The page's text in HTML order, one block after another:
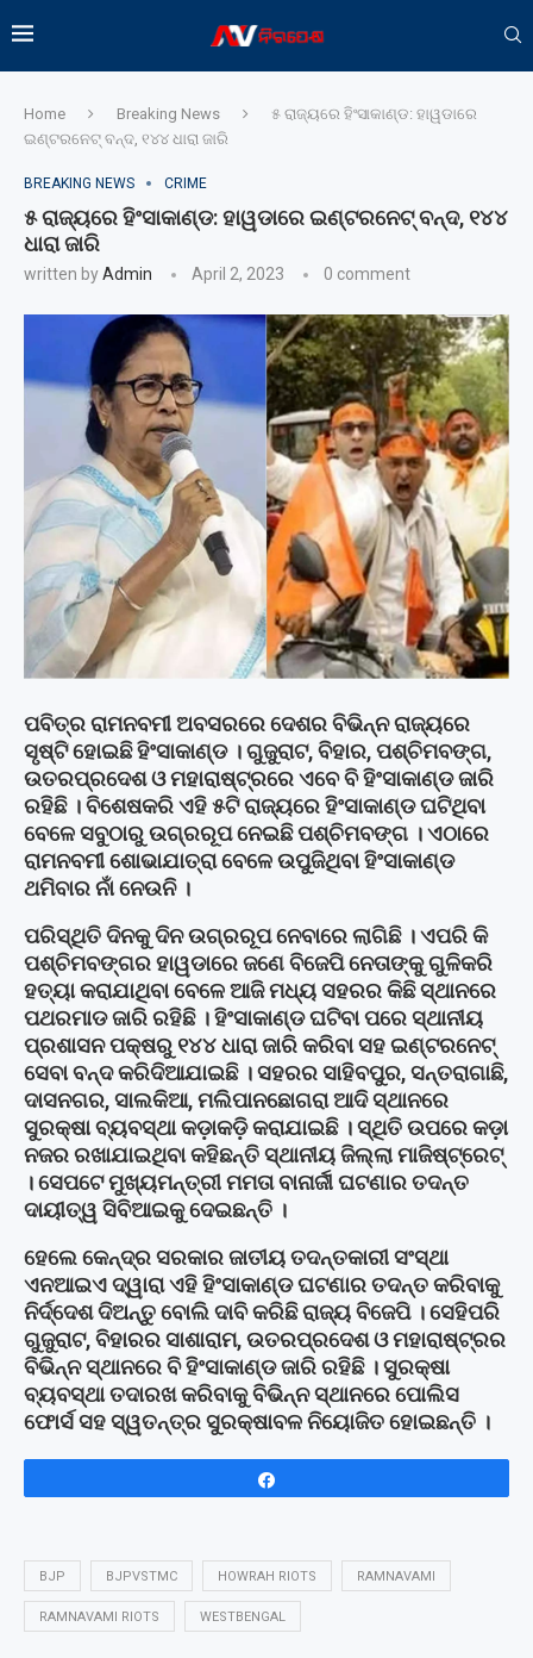
Home Breaking News
୫ ରାଜ୍ୟରେ ହିଂସାକାଣ୍ଡ: ହାୱଡାରେ
ଇଣ୍ଟରନେଟ୍ ବନ୍ଦ, ୧୪୪ ଧାରା ଜାରି
BREAKING NEWS CRIME
୫ ରାଜ୍ୟରେ ହିଂସାକାଣ୍ଡ: ହାୱଡାରେ ଇଣ୍ଟରନେଟ୍ ବନ୍ଦ, ୧୪୪
ଧାରା ଜାରି
written byAdmin April 2, 2023 0 comment
ପବିତ୍ର ରାମନବମୀ ଅବସରରେ ଦେଶର ବିଭିନ୍ନ ରାଜ୍ୟରେ
ସୃଷ୍ଟି ହୋଇଛି ହିଂସାକାଣ୍ଡ । ଗୁଜୁରାଟ, ବିହାର, ପଶ୍ଚିମବଙ୍ଗ,
ଉତରପ୍ରଦେଶ ଓ ମହାରାଷ୍ଟ୍ରରେ ଏବେ ବି ହିଂସାକାଣ୍ଡ ଜାରି
ରହିଛି । ବିଶେଷକରି ଏହି ୫ଟି ରାଜ୍ୟରେ ହିଂସାକାଣ୍ଡ ଘଟିଥିବା
ବେଳେ ସବୁଠାରୁ ଉଗ୍ରରୂପ ନେଇଛି ପଶ୍ଚିମବଙ୍ଗ । ଏଠାରେ
ରାମନବମୀ ଶୋଭାଯାତ୍ରା ବେଳେ ଉପୁଜିଥିବା ହିଂସାକାଣ୍ଡ
ଥମିବାର ନାଁ ନେଉନି ।
ପରିସ୍ଥିତି ଦିନକୁ ଦିନ ଉଗ୍ରରୂପ ନେବାରେ ଲାଗିଛି । ଏପରି କି
ପଶ୍ଚିମବଙ୍ଗର ହାୱଡାରେ ଜଣେ ବିଜେପି ନେତାଙ୍କୁ ଗୁଳିକରି
ହତ୍ୟା କରାଯାଥିବା ବେଳେ ଆଜି ମଧ୍ୟ ସହରର କିଛି ସ୍ଥାନରେ
ପଥରମାଡ ଜାରି ରହିଛି । ହିଂସାକାଣ୍ଡ ଘଟିବା ପରେ ସ୍ଥାନୀୟ
ପ୍ରଶାସନ ପକ୍ଷରୁ ୧୪୪ ଧାରା ଜାରି କରିବା ସହ ଇଣ୍ଟରନେଟ୍
ସେବା ବନ୍ଦ କରିଦିଆଯାଇଛି । ସହରର ସାହିବପୁର, ସନ୍ତରାଗାଛି,
ଦାସନଗର, ସାଲକିଆ, ମଲିପାନଛୋଗରା ଆଦି ସ୍ଥାନରେ
ସୁରକ୍ଷା ବ୍ୟବସ୍ଥା କଡ଼ାକଡ଼ି କରାଯାଇଛି । ସ୍ଥିତି ଉପରେ କଡ଼ା
ନଜର ରଖାଯାଇଥିବା କହିଛନ୍ତି ସ୍ଥାନୀୟ ଜିଲ୍ଲା ମାଜିଷ୍ଟ୍ରେଟ୍
। ସେପଟେ ମୁଖ୍ୟମନ୍ତ୍ରୀ ମମତା ବାନାର୍ଜୀ ଘଟଣାର ତଦନ୍ତ
ଦାୟୀତ୍ୱ ସିବିଆଇକୁ ଦେଇଛନ୍ତି ।
ହେଲେ କେନ୍ଦ୍ର ସରକାର ଜାତୀୟ ତଦନ୍ତକାରୀ ସଂସ୍ଥା
ଏନଆଇଏ ଦ୍ୱାରା ଏହି ହିଂସାକାଣ୍ଡ ଘଟଣାର ତଦନ୍ତ କରିବାକୁ
ନିର୍ଦ୍ଦେଶ ଦିଅନ୍ତୁ ବୋଲି ଦାବି କରିଛି ରାଜ୍ୟ ବିଜେପି । ସେହିପରି
ଗୁଜୁରାଟ, ବିହାରର ସାଶାରାମ, ଉତରପ୍ରଦେଶ ଓ ମହାରାଷ୍ଟ୍ରର
ବିଭିନ୍ନ ସ୍ଥାନରେ ବି ହିଂସାକାଣ୍ଡ ଜାରି ରହିଛି । ସୁରକ୍ଷା
ବ୍ୟବସ୍ଥା ତଦାରଖ କରିବାକୁ ବିଭିନ୍ନ ସ୍ଥାନରେ ପୋଲିସ
ଫୋର୍ସ ସହ ସ୍ୱତନ୍ତ୍ର ସୁରକ୍ଷାବଳ ନିୟୋଜିତ ହୋଇଛନ୍ତି ।
BJP BJPVSTMC HOWRAH RIOTS RAMNAVAMI
RAMNAVAMI RIOTS WESTBENGAL